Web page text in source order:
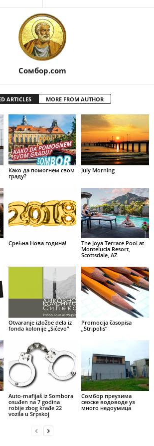
Сомбор.com
ARTICLES MORE FROM AUTHOR
Како да помогнем свом
граду?
July Morning
Срећна Нова година!
The Joya Terrace Pool at
Montelucia Resort,
Scottsdale, AZ
Otvaranje izložbe dela iz
fonda kolonije „Sićevo“
Promocija časopisa
„Stripolis“
Auto-mafijaš iz Sombora
osuđen na 7 godina
robije zbog krađe 22
vozila u Srpskoj
Сомбор преузима
сеоске водоводе уз
много недоумица